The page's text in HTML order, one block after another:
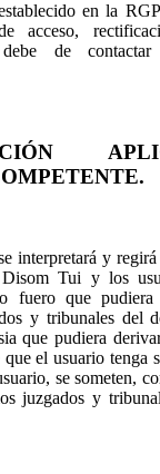
en la
acceso,
de
interpretará y
Tui y los
fuero que pudiera
y tribunales del
que pudiera
el usuario tenga
se someten,
juzgados y